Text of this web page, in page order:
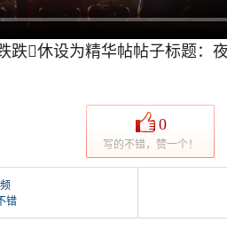
跌休设为精华帖帖子标题：
0
写的不错，赞一个！
错